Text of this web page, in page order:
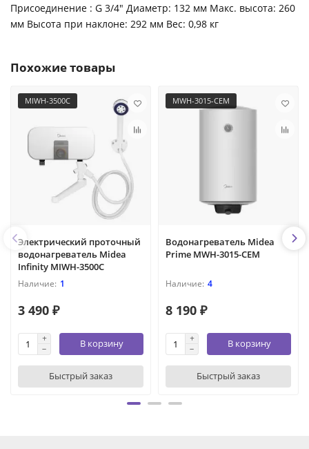
Присоединение : G 3/4" Диаметр: 132 мм Макс. высота: 260
мм Высота при наклоне: 292 мм Вес: 0,98 кг
Похожие товары
MIWH-3500C
Электрический проточный
водонагреватель Midea
Infinity MIWH-3500C
1
3 490 ₽
В корзину
Быстрый заказ
MWH-3015-CEM
Водонагреватель Midea
Prime MWH-3015-CEM
4
8 190 ₽
В корзину
Быстрый заказ